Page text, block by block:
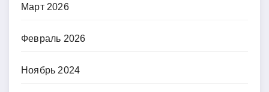
Март 2026
Февраль 2026
Ноябрь 2024